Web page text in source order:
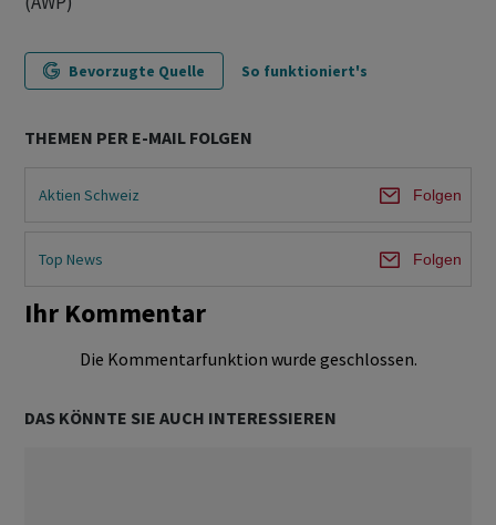
Bevorzugte Quelle So funktioniert's
THEMEN PER E-MAIL FOLGEN
Aktien Schweiz Folgen
Top News Folgen
Ihr Kommentar
Die Kommentarfunktion wurde geschlossen.
DAS KÖNNTE SIE AUCH INTERESSIEREN